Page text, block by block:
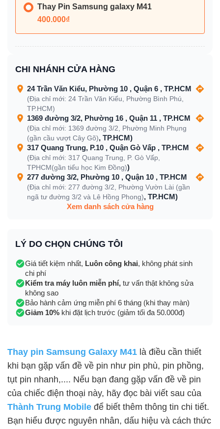
Thay Pin Samsung galaxy M41
400.000₫
CHI NHÁNH CỬA HÀNG
24 Trần Văn Kiểu, Phường 10 , Quận 6 , TP.HCM
(Địa chỉ mới: 24 Trần Văn Kiểu, Phường Bình Phú,
TP.HCM)
1369 đường 3/2, Phường 16 , Quận 11 , TP.HCM
(Địa chỉ mới: 1369 đường 3/2, Phường Minh Phụng
(gần cầu vượt Cây Gõ), TP.HCM)
317 Quang Trung, P.10 , Quận Gò Vấp , TP.HCM
(Địa chỉ mới: 317 Quang Trung, P. Gò Vấp,
TPHCM(gần tiểu học Kim Đồng))
277 đường 3/2, Phường 10 , Quận 10 , TP.HCM
(Địa chỉ mới: 277 đường 3/2, Phường Vườn Lài (gần
ngã tư đường 3/2 và Lê Hồng Phong), TP.HCM)
Xem danh sách cửa hàng
LÝ DO CHỌN CHÚNG TÔI
Giá tiết kiệm nhất, Luôn công khai, không phát sinh
chi phí
Kiểm tra máy luôn miễn phí, tư vấn thật không sửa
không sao
Bảo hành cảm ứng miễn phí 6 tháng (khi thay màn)
Giảm 10% khi đặt lịch trước (giảm tối đa 50.000đ)
Thay pin Samsung Galaxy M41 là điều cần thiết
khi bạn gặp vấn đề về pin như pin phù, pin phồng,
tụt pin nhanh,.... Nếu bạn đang gặp vấn đề về pin
của chiếc điện thoại này, hãy đọc bài viết sau của
Thành Trung Mobile để biết thêm thông tin chi tiết.
Bạn hiểu được nguyên nhân, dấu hiệu và cách thức